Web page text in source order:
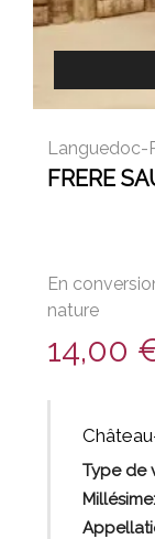
Languedoc-
FRERE
En
nature
14,00
Type de
Millésime: